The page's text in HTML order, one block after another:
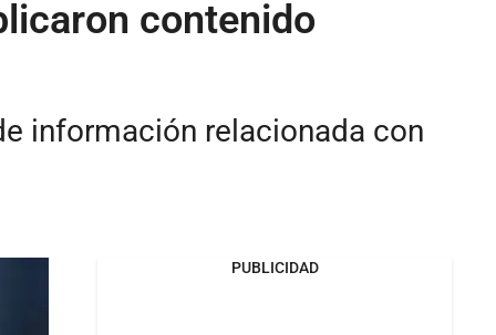
contenido
información relacionada con
PUBLICIDAD